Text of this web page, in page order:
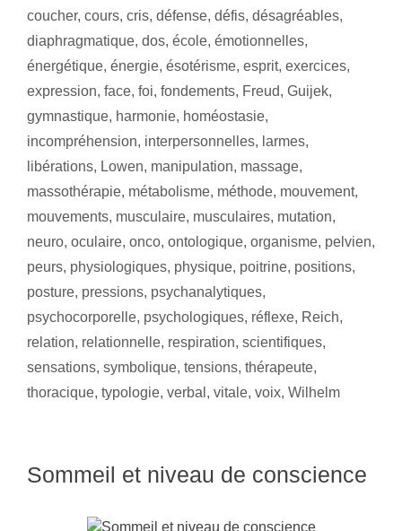
coucher, cours, cris, défense, défis, désagréables,
diaphragmatique, dos, école, émotionnelles,
énergétique, énergie, ésotérisme, esprit, exercices,
expression, face, foi, fondements, Freud, Guijek,
gymnastique, harmonie, homéostasie,
incompréhension, interpersonnelles, larmes,
libérations, Lowen, manipulation, massage,
massothérapie, métabolisme, méthode, mouvement,
mouvements, musculaire, musculaires, mutation,
neuro, oculaire, onco, ontologique, organisme, pelvien,
peurs, physiologiques, physique, poitrine, positions,
posture, pressions, psychanalytiques,
psychocorporelle, psychologiques, réflexe, Reich,
relation, relationnelle, respiration, scientifiques,
sensations, symbolique, tensions, thérapeute,
thoracique, typologie, verbal , vitale, voix, Wilhelm
Sommeil et niveau de conscience